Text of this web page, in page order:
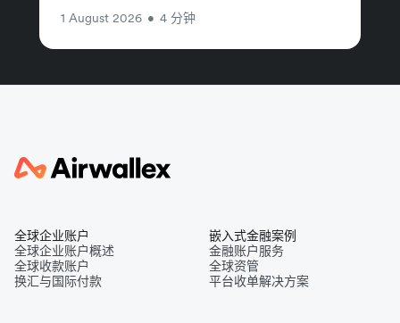
1 August 2026 • 4 分钟
全球企业账户
全球企业账户概述
全球收款账户
换汇与国际付款
嵌入式金融案例
金融账户服务
全球资管
平台收单解决方案